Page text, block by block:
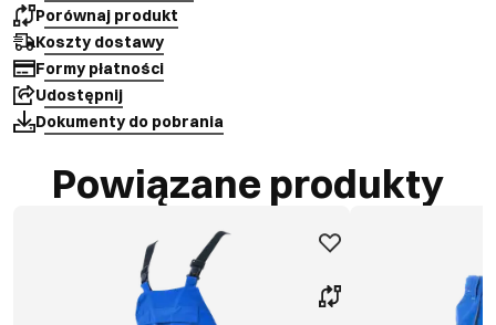
Porównaj produkt
Koszty dostawy
Formy płatności
Udostępnij
Dokumenty do pobrania
Powiązane produkty